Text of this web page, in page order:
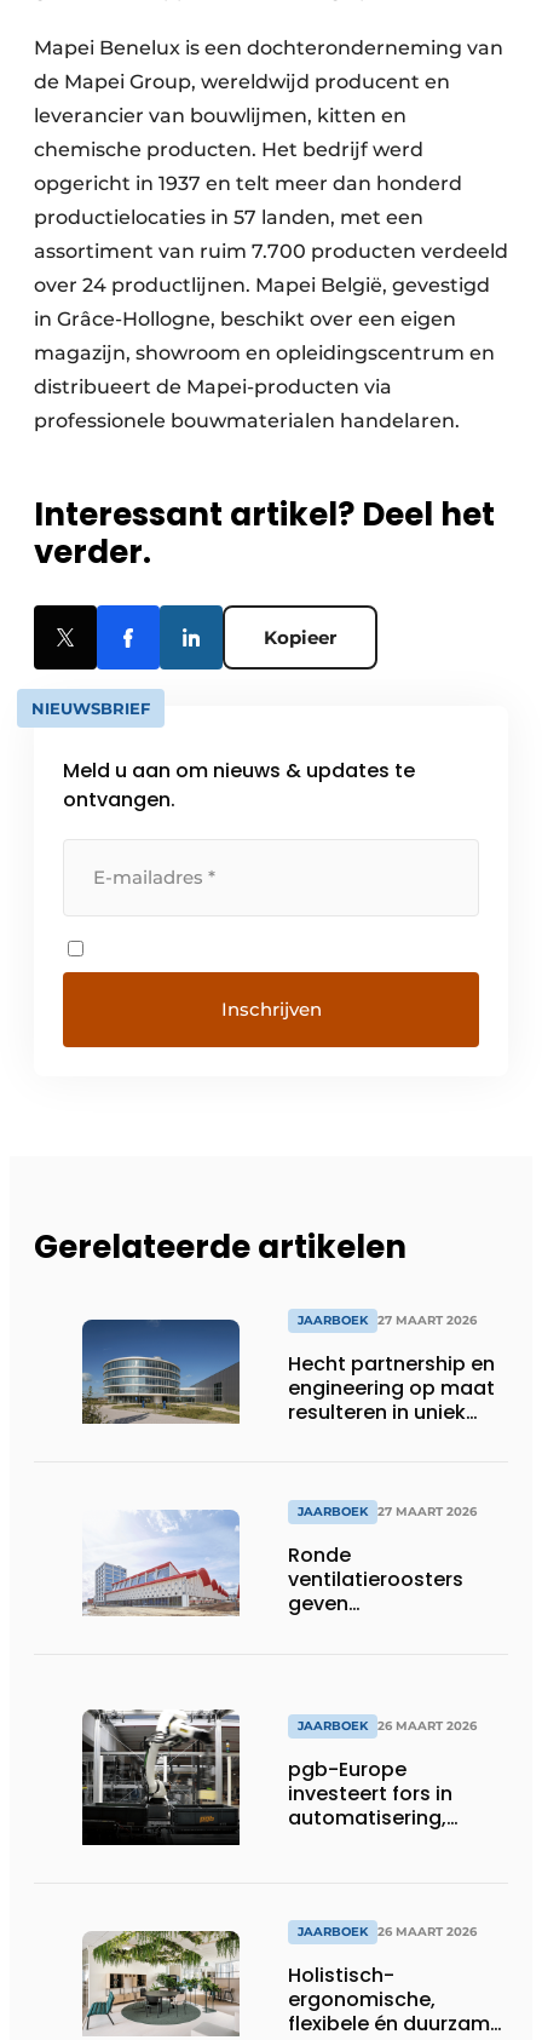
Mapei Benelux is een dochteronderneming van
de Mapei Group, wereldwijd producent en
leverancier van bouwlijmen, kitten en
chemische producten. Het bedrijf werd
opgericht in 1937 en telt meer dan honderd
productielocaties in 57 landen, met een
assortiment van ruim 7.700 producten verdeeld
over 24 productlijnen. Mapei België, gevestigd
in Grâce-Hollogne, beschikt over een eigen
magazijn, showroom en opleidingscentrum en
distribueert de Mapei-producten via
professionele bouwmaterialen handelaren.
Interessant artikel? Deel het
verder.
Kopieer
NIEUWSBRIEF
Meld u aan om nieuws & updates te
ontvangen.
Gerelateerde artikelen
JAARBOEK 27 MAART 2026
Hecht partnership en
engineering op maat
resulteren in uniek
JAARBOEK 27 MAART 2026
Ronde
ventilatieroosters
geven
JAARBOEK 26 MAART 2026
pgb-Europe
investeert fors in
automatisering,
JAARBOEK 26 MAART 2026
Holistisch-
ergonomische,
flexibele én duurzame